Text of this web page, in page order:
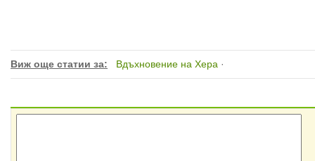
Виж още статии за: Вдъхновение на Хера ·